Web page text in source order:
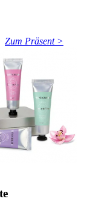
Zum Präsent >